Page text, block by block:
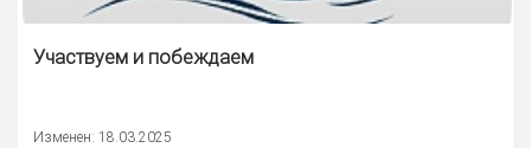
Участвуем и побеждаем
Изменен: 18.03.2025